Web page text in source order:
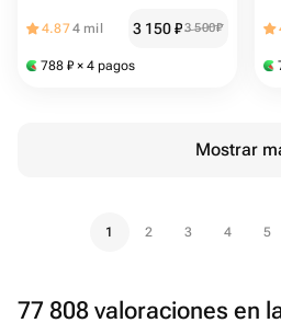
альстромерии + подарок от
MACARON
4.874 mil 3 150₽3 500₽
788 ₽ × 4 pagos
Mostrar
1 2 3 4 5
77 808 valoraciones en